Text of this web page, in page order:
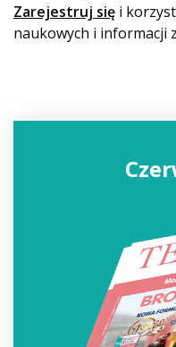
Zarejestruj się i
naukowych i informacji